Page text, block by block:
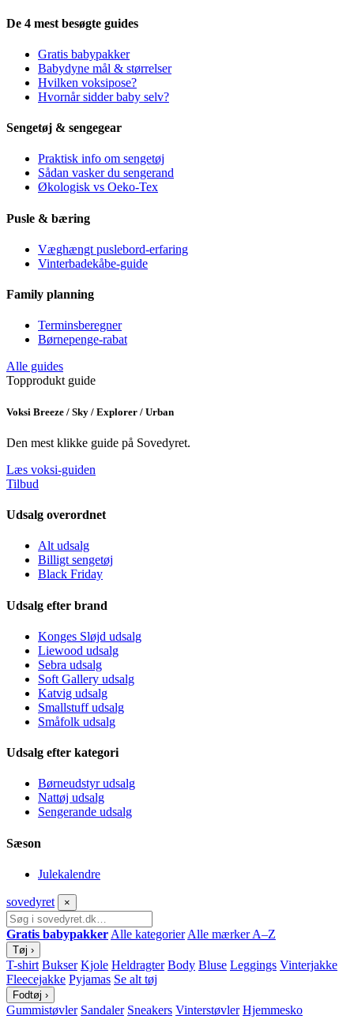
De 4 mest besøgte guides
Gratis babypakker
Babydyne mål & størrelser
Hvilken voksipose?
Hvornår sidder baby selv?
Sengetøj & sengegear
Praktisk info om sengetøj
Sådan vasker du sengerand
Økologisk vs Oeko-Tex
Pusle & bæring
Væghængt puslebord-erfaring
Vinterbadekåbe-guide
Family planning
Terminsberegner
Børnepenge-rabat
Alle guides
Topprodukt guide
Voksi Breeze / Sky / Explorer / Urban
Den mest klikke guide på Sovedyret.
Læs voksi-guiden
Tilbud
Udsalg overordnet
Alt udsalg
Billigt sengetøj
Black Friday
Udsalg efter brand
Konges Sløjd udsalg
Liewood udsalg
Sebra udsalg
Soft Gallery udsalg
Katvig udsalg
Smallstuff udsalg
Småfolk udsalg
Udsalg efter kategori
Børneudstyr udsalg
Nattøj udsalg
Sengerande udsalg
Sæson
Julekalendre
sovedyret ×
Gratis babypakker Alle kategorier Alle mærker A–Z
Tøj ›
T-shirt Bukser Kjole Heldragter Body Bluse Leggings Vinterjakke
Fleecejakke Pyjamas Se alt tøj
Fodtøj ›
Gummistøvler Sandaler Sneakers Vinterstøvler Hjemmesko